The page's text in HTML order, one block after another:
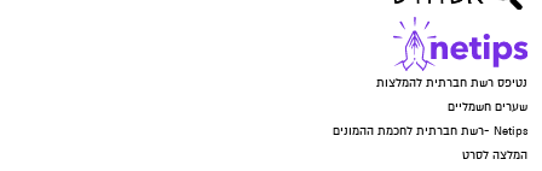
נטיפס רשת חברתית להמלצות
שערים חשמליים
Netips -רשת חברתית לחכמת ההמונים
המלצה לסרט